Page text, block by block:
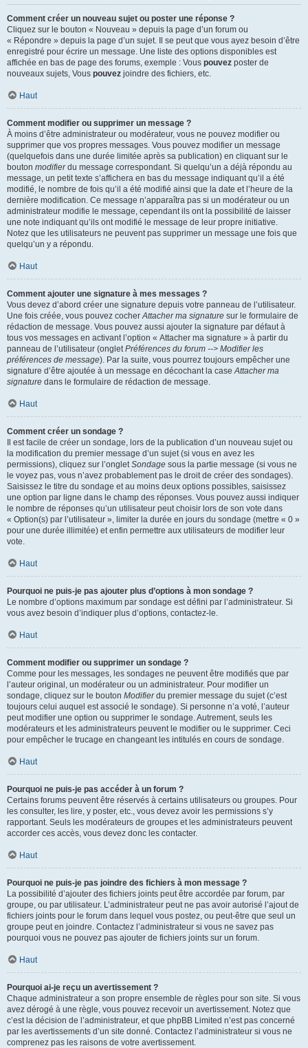
Comment créer un nouveau sujet ou poster une réponse ?
Cliquez sur le bouton « Nouveau » depuis la page d’un forum ou
« Répondre » depuis la page d’un sujet. Il se peut que vous ayez besoin d’être
enregistré pour écrire un message. Une liste des options disponibles est
affichée en bas de page des forums, exemple : Vous pouvez poster de
nouveaux sujets, Vous pouvez joindre des fichiers, etc.
Haut
Comment modifier ou supprimer un message ?
À moins d’être administrateur ou modérateur, vous ne pouvez modifier ou
supprimer que vos propres messages. Vous pouvez modifier un message
(quelquefois dans une durée limitée après sa publication) en cliquant sur le
bouton modifierdu message correspondant. Si quelqu’un a déjà répondu au
message, un petit texte s’affichera en bas du message indiquant qu’il a été
modifié, le nombre de fois qu’il a été modifié ainsi que la date et l’heure de la
dernière modification. Ce message n’apparaîtra pas si un modérateur ou un
administrateur modifie le message, cependant ils ont la possibilité de laisser
une note indiquant qu’ils ont modifié le message de leur propre initiative.
Notez que les utilisateurs ne peuvent pas supprimer un message une fois que
quelqu’un y a répondu.
Haut
Comment ajouter une signature à mes messages ?
Vous devez d’abord créer une signature depuis votre panneau de l’utilisateur.
Une fois créée, vous pouvez cocherAttacher ma signature sur le formulaire de
rédaction de message. Vous pouvez aussi ajouter la signature par défaut à
tous vos messages en activant l’option « Attacher ma signature » à partir du
panneau de l’utilisateur (ongletPréférences du forum --> Modifier les
préférences de message). Par la suite, vous pourrez toujours empêcher une
signature d’être ajoutée à un message en décochant la caseAttacher ma
signature dans le formulaire de rédaction de message.
Haut
Comment créer un sondage ?
Il est facile de créer un sondage, lors de la publication d’un nouveau sujet ou
la modification du premier message d’un sujet (si vous en avez les
permissions), cliquez sur l’ongletSondage sous la partie message (si vous ne
le voyez pas, vous n’avez probablement pas le droit de créer des sondages).
Saisissez le titre du sondage et au moins deux options possibles, saisissez
une option par ligne dans le champ des réponses. Vous pouvez aussi indiquer
le nombre de réponses qu’un utilisateur peut choisir lors de son vote dans
« Option(s) par l’utilisateur », limiter la durée en jours du sondage (mettre « 0 »
pour une durée illimitée) et enfin permettre aux utilisateurs de modifier leur
vote.
Haut
Pourquoi ne puis-je pas ajouter plus d’options à mon sondage ?
Le nombre d’options maximum par sondage est défini par l’administrateur. Si
vous avez besoin d’indiquer plus d’options, contactez-le.
Haut
Comment modifier ou supprimer un sondage ?
Comme pour les messages, les sondages ne peuvent être modifiés que par
l’auteur original, un modérateur ou un administrateur. Pour modifier un
sondage, cliquez sur le bouton Modifierdu premier message du sujet (c’est
toujours celui auquel est associé le sondage). Si personne n’a voté, l’auteur
peut modifier une option ou supprimer le sondage. Autrement, seuls les
modérateurs et les administrateurs peuvent le modifier ou le supprimer. Ceci
pour empêcher le trucage en changeant les intitulés en cours de sondage.
Haut
Pourquoi ne puis-je pas accéder à un forum ?
Certains forums peuvent être réservés à certains utilisateurs ou groupes. Pour
les consulter, les lire, y poster, etc., vous devez avoir les permissions s’y
rapportant. Seuls les modérateurs de groupes et les administrateurs peuvent
accorder ces accès, vous devez donc les contacter.
Haut
Pourquoi ne puis-je pas joindre des fichiers à mon message ?
La possibilité d’ajouter des fichiers joints peut être accordée par forum, par
groupe, ou par utilisateur. L’administrateur peut ne pas avoir autorisé l’ajout de
fichiers joints pour le forum dans lequel vous postez, ou peut-être que seul un
groupe peut en joindre. Contactez l’administrateur si vous ne savez pas
pourquoi vous ne pouvez pas ajouter de fichiers joints sur un forum.
Haut
Pourquoi ai-je reçu un avertissement ?
Chaque administrateur a son propre ensemble de règles pour son site. Si vous
avez dérogé à une règle, vous pouvez recevoir un avertissement. Notez que
c’est la décision de l’administrateur, et que phpBB Limited n’est pas concerné
par les avertissements d’un site donné. Contactez l’administrateur si vous ne
comprenez pas les raisons de votre avertissement.